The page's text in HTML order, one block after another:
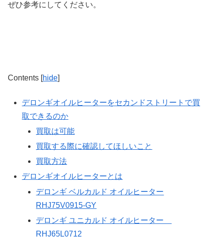
ぜひ参考にしてください。
Contents [hide]
デロンギオイルヒーターをセカンドストリートで買
取できるのか
買取は可能
買取する際に確認してほしいこと
買取方法
デロンギオイルヒーターとは
デロンギ ベルカルド オイルヒーター
RHJ75V0915-GY
デロンギ ユニカルド オイルヒーター
RHJ65L0712